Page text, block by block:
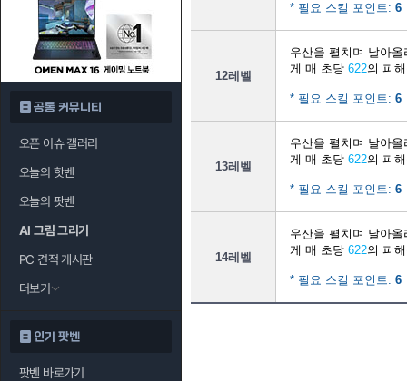
공통 커뮤니티
오픈 이슈 갤러리
오늘의 핫벤
오늘의 팟벤
AI 그림 그리기
PC 견적 게시판
더보기
인기 팟벤
팟벤 바로가기
* 필요 스킬 포인트: 6
12레벨
우산을 펼치며 날아
게 매 초당 622의 피
* 필요 스킬 포인트: 6
13레벨
우산을 펼치며 날아
게 매 초당 622의 피
* 필요 스킬 포인트: 6
14레벨
우산을 펼치며 날아
게 매 초당 622의 피
* 필요 스킬 포인트: 6